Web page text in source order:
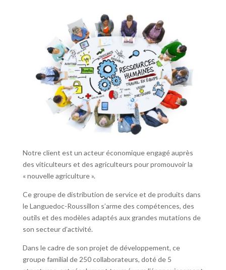
Notre client est un acteur économique engagé auprès
des viticulteurs et des agriculteurs pour promouvoir la
« nouvelle agriculture ».
Ce groupe de distribution de service et de produits dans
le Languedoc-Roussillon s’arme des compétences, des
outils et des modèles adaptés aux grandes mutations de
son secteur d’activité.
Dans le cadre de son projet de développement, ce
groupe familial de 250 collaborateurs, doté de 5